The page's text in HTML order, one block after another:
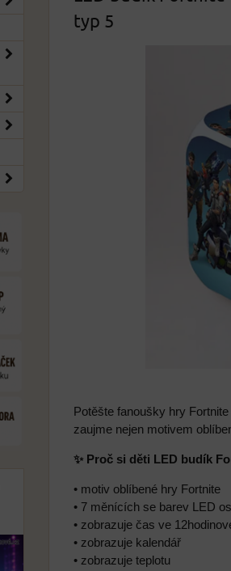
typ 5
Potěšte fanoušky hry
zaujme nejen motivem
✨ Proč si děti LED budík
• motiv oblíbené hry Fortnite
• 7 měnících se barev LED
• zobrazuje čas ve
• zobrazuje kalendář
• zobrazuje teplotu